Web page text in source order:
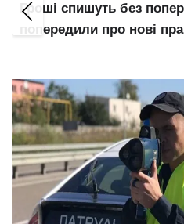
Лев, Терези, Водолій,
головні щасливчики